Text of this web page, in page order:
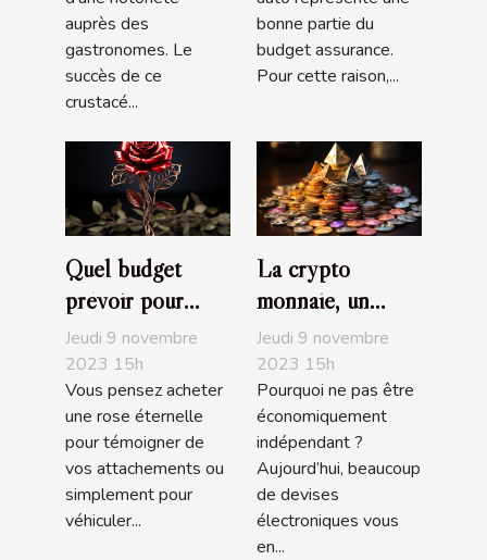
auprès des
gastronomes. Le
succès de ce
crustacé...
bonne partie du
budget assurance.
Pour cette raison,...
Quel budget
prévoir pour
l’achat d’une rose
éternelle ?
Jeudi 9 novembre
2023 15h
Vous pensez acheter
une rose éternelle
pour témoigner de
vos attachements ou
simplement pour
véhiculer...
La crypto
monnaie, un
choix
d’investissement,
d’achat ou de de
trading très
populaire
Jeudi 9 novembre
2023 15h
Pourquoi ne pas être
économiquement
indépendant ?
Aujourd’hui, beaucoup
de devises
électroniques vous
en...